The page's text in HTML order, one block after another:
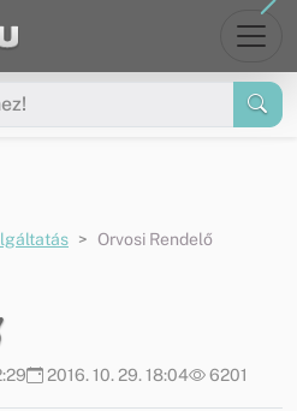
Orvosi Rendelő
2016. 10. 29. 18:04 6201